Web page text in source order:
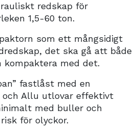
redskap för
1,5-60 ton.
som ett mångsidigt
det ska gå att både
kompaktera med det.
fastlåst med en
och Allu utlovar effektivt
med buller och
för olyckor.